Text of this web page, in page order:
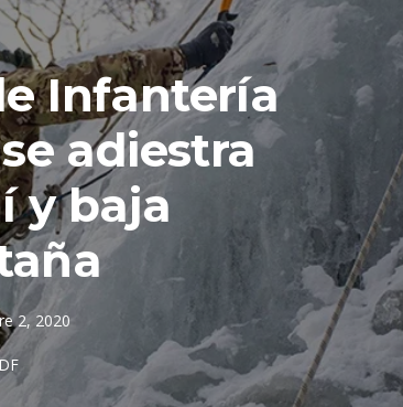
Infantería
adiestra
y baja
2, 2020